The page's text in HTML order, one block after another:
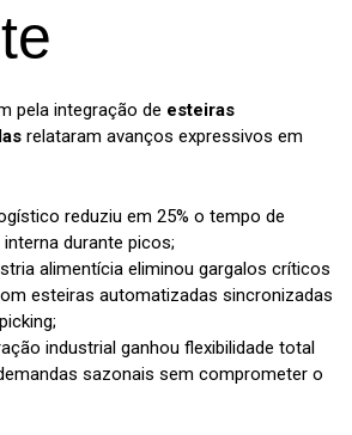
pela integração de esteiras
relataram avanços expressivos em
reduziu em 25% o tempo de
durante picos;
alimentícia eliminou gargalos críticos
esteiras automatizadas sincronizadas
industrial ganhou flexibilidade total
sazonais sem comprometer o